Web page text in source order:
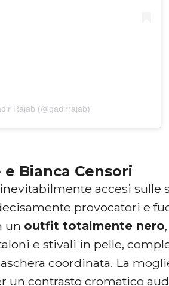
Rajab (@gadirrajab)
Bianca Censori
accesi sulle
provocatori e
un outfit totalmente nero
e stivali in pelle,
coordinata. La
un contrasto cromatico